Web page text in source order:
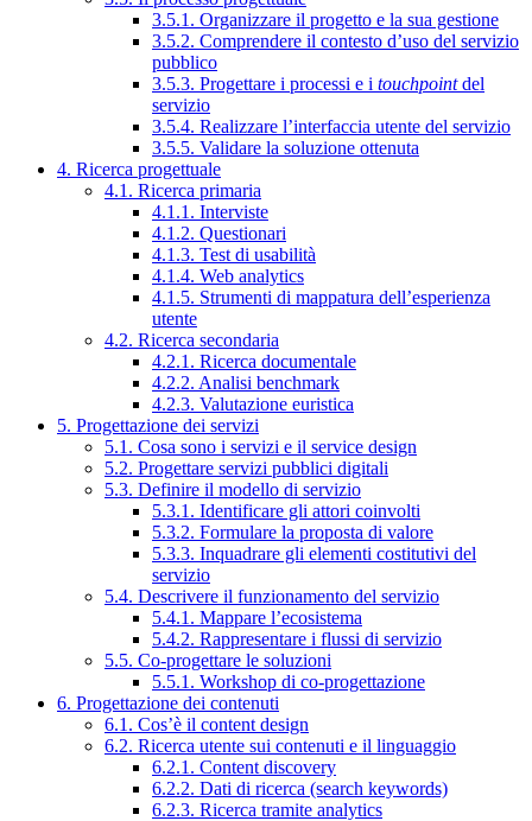
3.5.1. Organizzare il progetto e la sua gestione
3.5.2. Comprendere il contesto d’uso del servizio
pubblico
3.5.3. Progettare i processi e i touchpointdel
servizio
3.5.4. Realizzare l’interfaccia utente del servizio
3.5.5. Validare la soluzione ottenuta
4. Ricerca progettuale
4.1. Ricerca primaria
4.1.1. Interviste
4.1.2. Questionari
4.1.3. Test di usabilità
4.1.4. Web analytics
4.1.5. Strumenti di mappatura dell’esperienza
utente
4.2. Ricerca secondaria
4.2.1. Ricerca documentale
4.2.2. Analisi benchmark
4.2.3. Valutazione euristica
5. Progettazione dei servizi
5.1. Cosa sono i servizi e il service design
5.2. Progettare servizi pubblici digitali
5.3. Definire il modello di servizio
5.3.1. Identificare gli attori coinvolti
5.3.2. Formulare la proposta di valore
5.3.3. Inquadrare gli elementi costitutivi del
servizio
5.4. Descrivere il funzionamento del servizio
5.4.1. Mappare l’ecosistema
5.4.2. Rappresentare i flussi di servizio
5.5. Co-progettare le soluzioni
5.5.1. Workshop di co-progettazione
6. Progettazione dei contenuti
6.1. Cos’è il content design
6.2. Ricerca utente sui contenuti e il linguaggio
6.2.1. Content discovery
6.2.2. Dati di ricerca (search keywords)
6.2.3. Ricerca tramite analytics